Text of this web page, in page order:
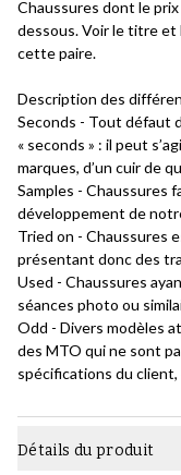
Chaussures dont le
dessous. Voir le titre et
cette paire.
Description des
Seconds - Tout défaut
« seconds » : il peut
marques, d’un cuir de
Samples - Chaussures
développement de
Tried on - Chaussures
présentant donc des
Used - Chaussures
séances photo ou
Odd - Divers modèles
des MTO qui ne sont
spécifications du client,
Détails du produit